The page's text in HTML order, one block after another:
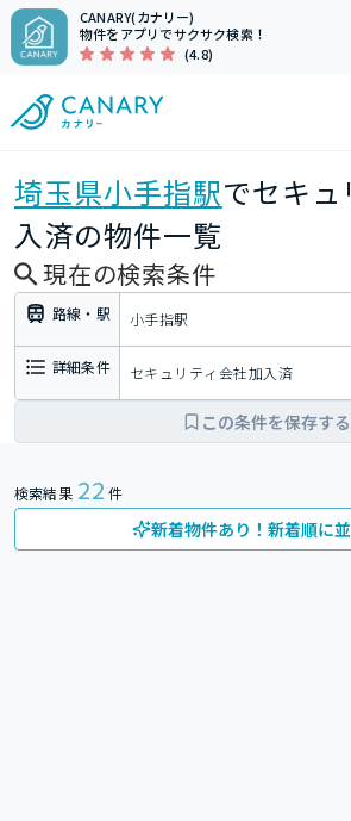
CANARY(カナリー)
物件をアプリでサクサク検索！
(4.8)
埼玉県小手指駅でセキュ
入済の物件一覧
現在の検索条件
路線・駅 小手指駅
詳細条件 セキュリティ会社加入済
この条件を保存する
検索結果 22 件
新着物件あり！新着順に